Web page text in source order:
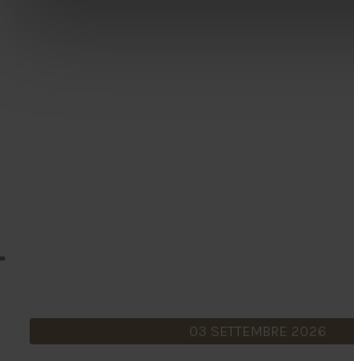
03 SETTEMBRE 2026